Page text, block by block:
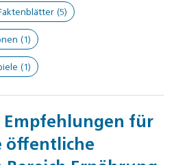
(5)
(1)
(1)
Empfehlungen für
öffentliche